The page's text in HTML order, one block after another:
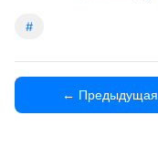
#
← Предыдущая